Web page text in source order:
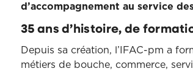
d’accompagnement au service
35 ans d’histoire, de
Depuis sa création, l’IFAC-pm a
métiers de bouche, commerce,